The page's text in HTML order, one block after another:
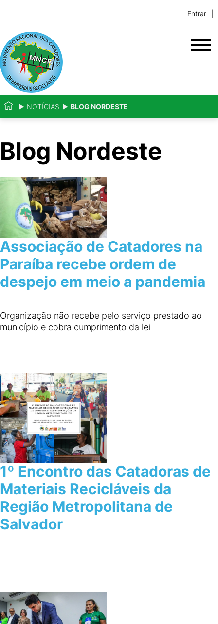
Entrar
NOTÍCIAS BLOG NORDESTE
Blog Nordeste
Associação de Catadores na
Paraíba recebe ordem de
despejo em meio a pandemia
Organização não recebe pelo serviço prestado ao
município e cobra cumprimento da lei
1º Encontro das Catadoras de
Materiais Recicláveis da
Região Metropolitana de
Salvador